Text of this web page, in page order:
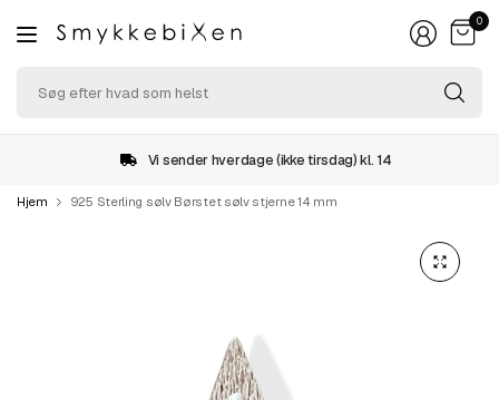
0
Vi sender hverdage (ikke tirsdag) kl. 14
Hjem 925 Sterling sølv Børstet sølv stjerne 14 mm